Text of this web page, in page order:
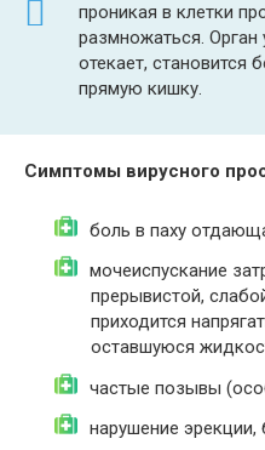
проникая в клетки
размножаться. Орган
отекает, становится
прямую кишку.
Симптомы вирусного
боль в паху
мочеиспускание
прерывистой,
приходится
оставшуюся
частые позывы
нарушение